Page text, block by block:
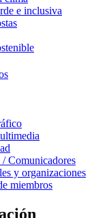
e inclusiva
/ Comunicadores
y organizaciones
miembros